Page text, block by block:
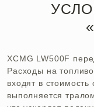
XCMG LW500F
Расходы на
входят в
выполняется